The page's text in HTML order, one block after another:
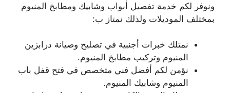
ونوفر لكم خدمة تفصيل أبواب وشابيك ومطابخ المنيوم
بمختلف الموديلات ولذلك نمتاز ب:
نمتلك خبرات أجنبية في تصليح وصيانة درابزين
المنيوم وتركيب مطابخ المنيوم.
نؤمن لكم أفضل فني متخصص في فتح قفل باب
المنيوم وشابيك المنيوم.